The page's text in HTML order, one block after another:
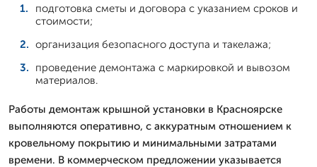
подготовка сметы и договора с указанием сроков и
стоимости;
организация безопасного доступа и такелажа;
проведение демонтажа с маркировкой и вывозом
материалов.
Работы демонтаж крышной установки в Красноярске
выполняются оперативно, с аккуратным отношением к
кровельному покрытию и минимальными затратами
времени. В коммерческом предложении указывается